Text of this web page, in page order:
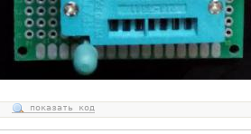
показать код